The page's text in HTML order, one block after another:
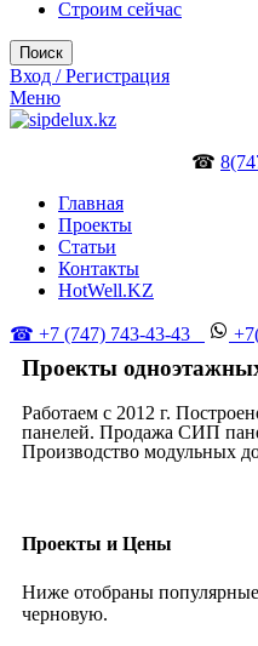
Строим сейчас
Поиск
Вход / Регистрация
Меню
☎
Главная
Проекты
Статьи
Контакты
HotWell.KZ
☎ +7 (747) 743-43-43
Проекты
Работаем с 2012 г.
панелей. Продажа СИП
Производство модульных
Проекты и Цены
Ниже отобраны
черновую.